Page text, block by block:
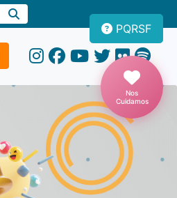
PQRSF
Nos
Cuidamos